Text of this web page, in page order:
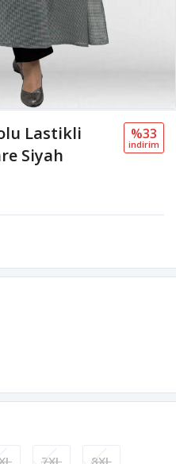
Lastikli
Siyah
%33
i̇ndi̇ri̇m